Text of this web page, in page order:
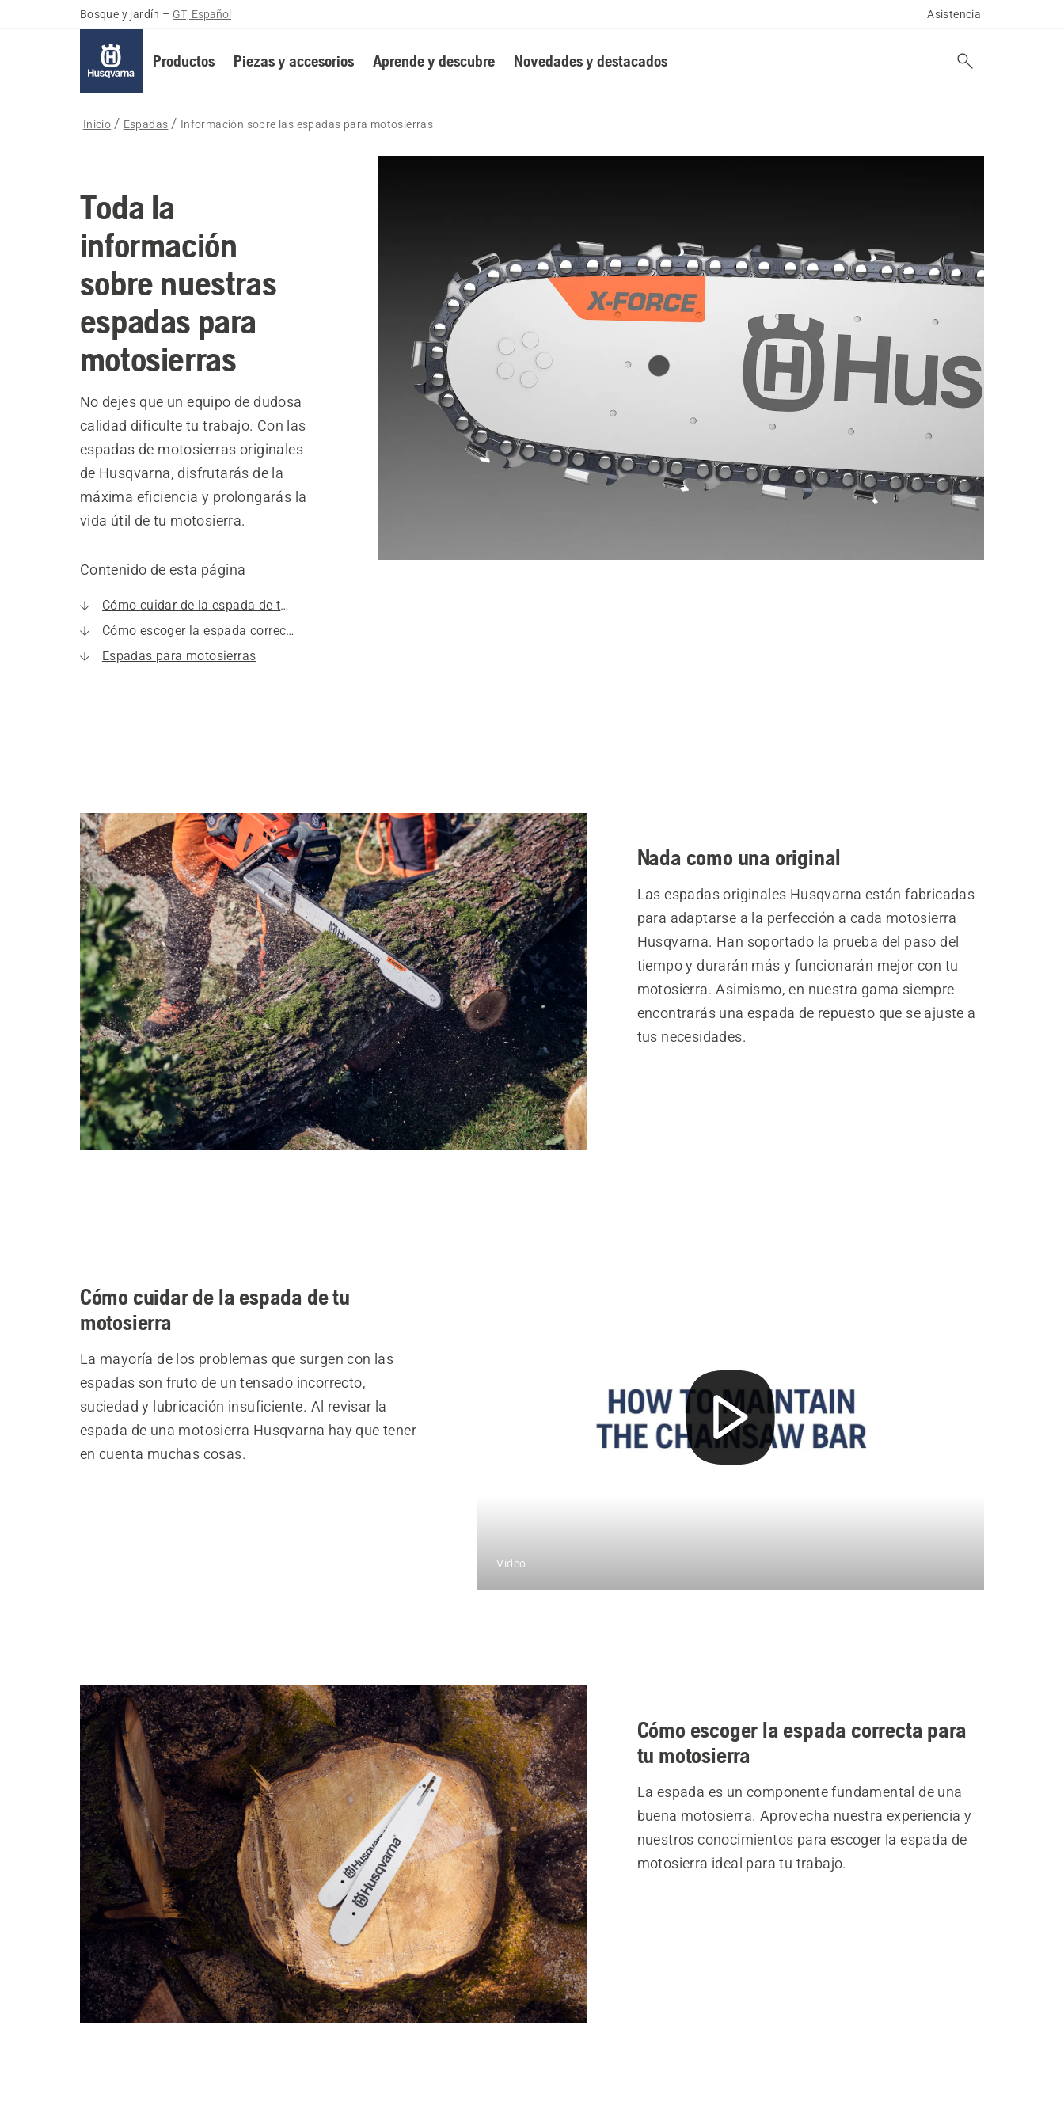
Bosque y jardín – GT, Español Asistencia
Productos Piezas y accesorios Aprende y descubre Novedades y destacados
Inicio Espadas Información sobre las espadas para motosierras
Toda la
información
sobre nuestras
espadas para
motosierras
No dejes que un equipo de dudosa
calidad dificulte tu trabajo. Con las
espadas de motosierras originales
de Husqvarna, disfrutarás de la
máxima eficiencia y prolongarás la
vida útil de tu motosierra.
Contenido de esta página
Cómo cuidar de la espada de tu motosierra
Cómo escoger la espada correcta para tu motosierra
Espadas para motosierras
Nada como una original
Las espadas originales Husqvarna están fabricadas
para adaptarse a la perfección a cada motosierra
Husqvarna. Han soportado la prueba del paso del
tiempo y durarán más y funcionarán mejor con tu
motosierra. Asimismo, en nuestra gama siempre
encontrarás una espada de repuesto que se ajuste a
tus necesidades.
Video
Cómo cuidar de la espada de tu
motosierra
La mayoría de los problemas que surgen con las
espadas son fruto de un tensado incorrecto,
suciedad y lubricación insuficiente. Al revisar la
espada de una motosierra Husqvarna hay que tener
en cuenta muchas cosas.
Cómo escoger la espada correcta para
tu motosierra
La espada es un componente fundamental de una
buena motosierra. Aprovecha nuestra experiencia y
nuestros conocimientos para escoger la espada de
motosierra ideal para tu trabajo.